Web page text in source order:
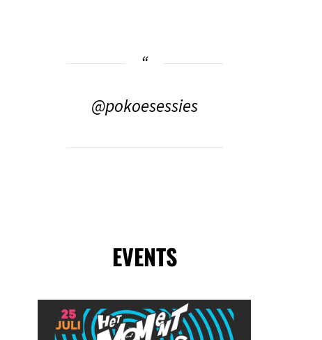
@pokoesessies
EVENTS